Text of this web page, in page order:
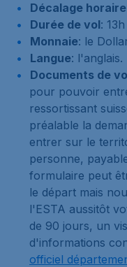
Décalage horaire
Durée de vol: 13h
Monnaie: le
Langue: l'anglais.
Documents de
pour pouvoir
ressortissant
préalable la
entrer sur le
personne,
formulaire peut
le départ mais
l'ESTA aussitôt
de 90 jours, un
d'informations
officiel